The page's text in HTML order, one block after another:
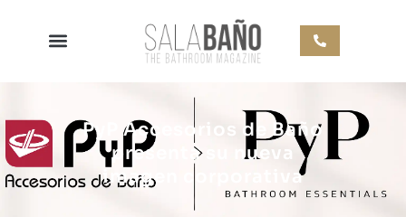
PyP Accesorios de Baño
presenta su nueva
imagen corporativa